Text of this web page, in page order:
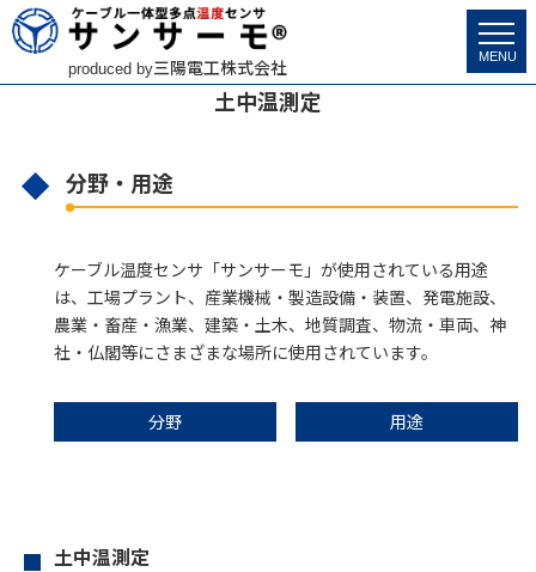
MENU
produced by三陽電工株式会社
サンサーモ> 市場分野・用途>土中温測定
土中温測定
分野・用途
ケーブル温度センサ「サンサーモ」が使用されている用途
は、工場プラント、産業機械・製造設備・装置、発電施設、
農業・畜産・漁業、建築・土木、地質調査、物流・車両、神
社・仏閣等にさまざまな場所に使用されています。
分野 用途
土中温測定